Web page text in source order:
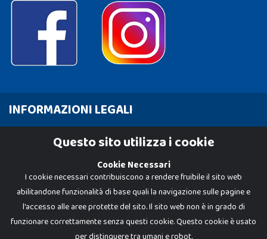
INFORMAZIONI LEGALI
Cookie PolicyQuesto sito utilizza i cookie
Cookie Necessari
I cookie necessari contribuiscono a rendere fruibile il sito web
abilitandone funzionalità di base quali la navigazione sulle pagine e
l'accesso alle aree protette del sito. Il sito web non è in grado di
funzionare correttamente senza questi cookie. Questo cookie è usato